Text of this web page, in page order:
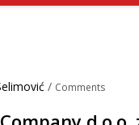
/ Comments